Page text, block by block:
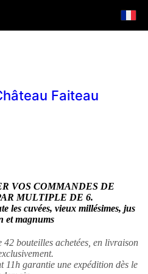
Faiteau
VOS COMMANDES DE
MULTIPLE DE 6.
les cuvées, vieux millésimes, jus
et magnums
bouteilles achetées, en livraison
11h garantie une expédition dès le